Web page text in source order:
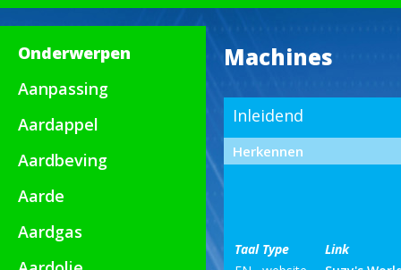
Onderwerpen
Aanpassing
Aardappel
Aardbeving
Aarde
Aardgas
Machines
Inleidend
Herkennen
Taal Type
Link